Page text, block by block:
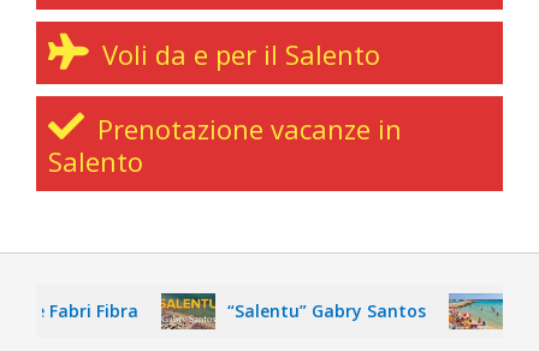
Voli da e per il Salento
Prenotazione vacanze in
Salento
Fibra “Salentu” Gabry Santos